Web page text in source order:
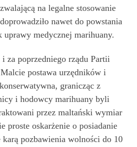
na legalne stosowanie
nawet do powstania
uprawy medycznej marihuany.
za poprzedniego rządu Partii
postawa urzędników i
granicząc z
i hodowcy marihuany byli
przez maltański wymiar
proste oskarżenie o posiadanie
karą pozbawienia wolności do 10